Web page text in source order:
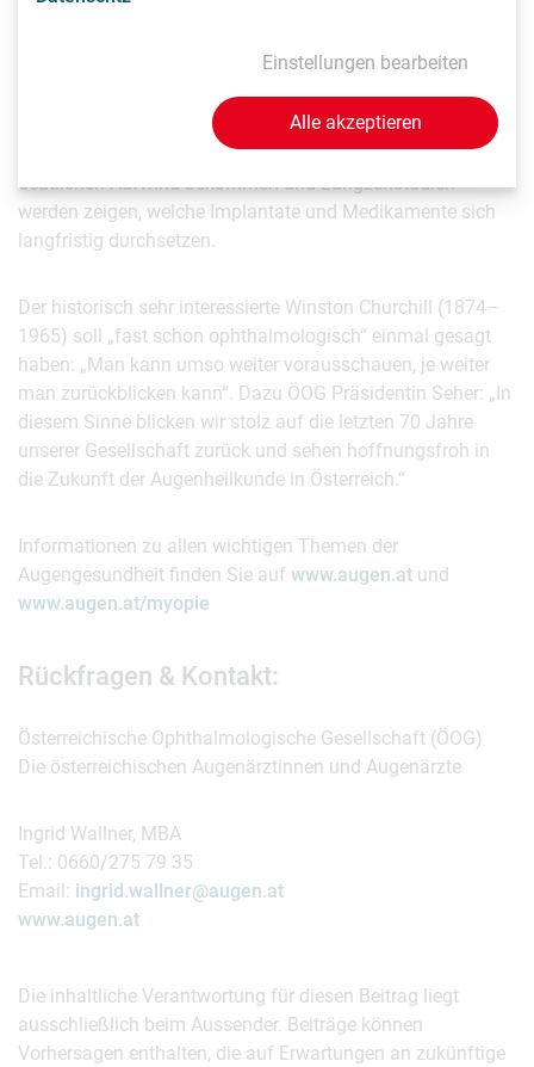
die Entwicklung aktuell zeigt, noch weitere Fortschritte im
Bereich der Laser- und Linsentechnologie geben. Auch
Erkrankungen im Bereich des Grünen Stars (Glaukom) und
der Hornhauttransplantation werden weiterhin einen
deutlichen Aufwind bekommen und Langzeitstudien
werden zeigen, welche Implantate und Medikamente sich
langfristig durchsetzen.
Der historisch sehr interessierte Winston Churchill (1874–
1965) soll „fast schon ophthalmologisch“ einmal gesagt
haben: „Man kann umso weiter vorausschauen, je weiter
man zurückblicken kann“. Dazu ÖOG Präsidentin Seher: „In
diesem Sinne blicken wir stolz auf die letzten 70 Jahre
unserer Gesellschaft zurück und sehen hoffnungsfroh in
die Zukunft der Augenheilkunde in Österreich.“
Informationen zu allen wichtigen Themen der
Augengesundheit finden Sie auf www.augen.at und
www.augen.at/myopie
Rückfragen & Kontakt:
Österreichische Ophthalmologische Gesellschaft (ÖOG)
Die österreichischen Augenärztinnen und Augenärzte
Ingrid Wallner, MBA
Tel.: 0660/275 79 35
Email: ingrid.wallner@augen.at
www.augen.at
Die inhaltliche Verantwortung für diesen Beitrag liegt
ausschließlich beim Aussender. Beiträge können
Vorhersagen enthalten, die auf Erwartungen an zukünftige
Einstellungen bearbeiten
Alle akzeptieren